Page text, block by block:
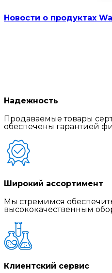
Новости о продуктах
Надежность
Продаваемые товары
обеспечены гарантией
Широкий ассортимент
Мы стремимся
высококачественным
Клиентский сервис